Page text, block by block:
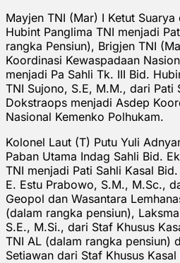
Mayjen TNI (Mar) I Ketut
Hubint Panglima TNI menjadi
rangka Pensiun), Brigjen TNI
Koordinasi Kewaspadaan
menjadi Pa Sahli Tk. III Bid.
TNI Sujono, S.E, M.M., dari Pati
Dokstraops menjadi Asdep
Nasional Kemenko Polhukam.
Kolonel Laut (T) Putu Yuli
Paban Utama Indag Sahli Bid.
TNI menjadi Pati Sahli Kasal
E. Estu Prabowo, S.M., M.Sc.,
Geopol dan Wasantara
(dalam rangka pensiun),
S.E., M.Si., dari Staf Khusus
TNI AL (dalam rangka pensiun)
Setiawan dari Staf Khusus